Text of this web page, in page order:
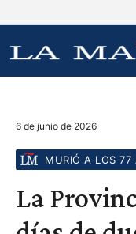
6 de junio de 2026
MURIÓ A LOS 77
La